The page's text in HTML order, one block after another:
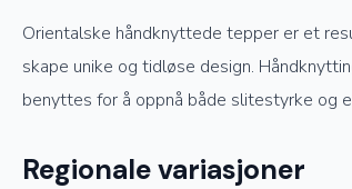
Orientalske håndknyttede tepper er et
skape unike og tidløse design.
benyttes for å oppnå både slitestyrke og
Regionale variasjoner